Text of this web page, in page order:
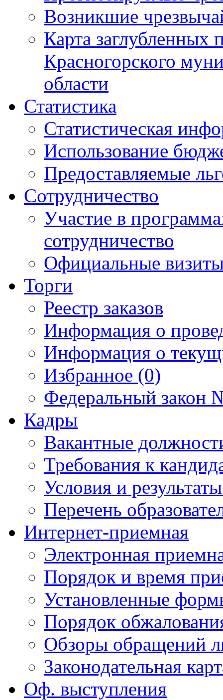
Возникшие
Карта
Красногорского
области
Статистика
Статистическая
Использование
Предоставляемые
Сотрудничество
Участие в
сотрудничество
Официальные
Торги
Реестр заказов
Информация о
Информация о
Избранное (0)
Федеральный закон
Кадры
Вакантные
Требования к
Условия и
Перечень
Интернет-приемная
Электронная
Порядок и время
Установленные
Порядок
Обзоры обращений
Законодательная
Оф. выступления